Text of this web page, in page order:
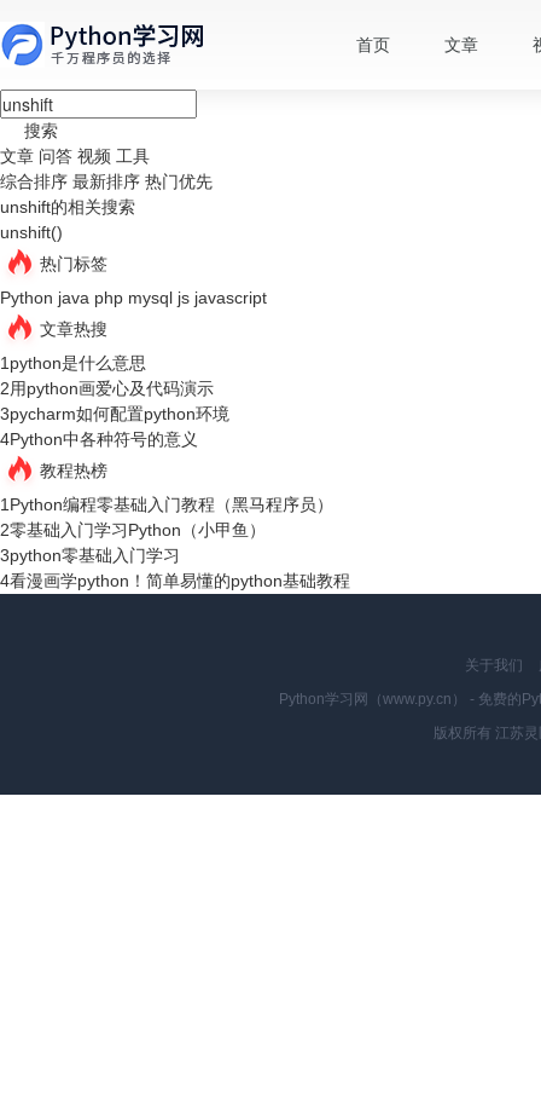
首页 文章
搜索
文章 问答 视频 工具
综合排序 最新排序 热门优先
unshift的相关搜索
unshift()
热门标签
Python java php mysql js javascript
文章热搜
1python是什么意思
2用python画爱心及代码演示
3pycharm如何配置python环境
4Python中各种符号的意义
教程热榜
1Python编程零基础入门教程（黑马程序员）
2零基础入门学习Python（小甲鱼）
3python零基础入门学习
4看漫画学python！简单易懂的python基础教程
关于我们
Python学习网（www.py.cn） - 免费的
版权所有 江苏